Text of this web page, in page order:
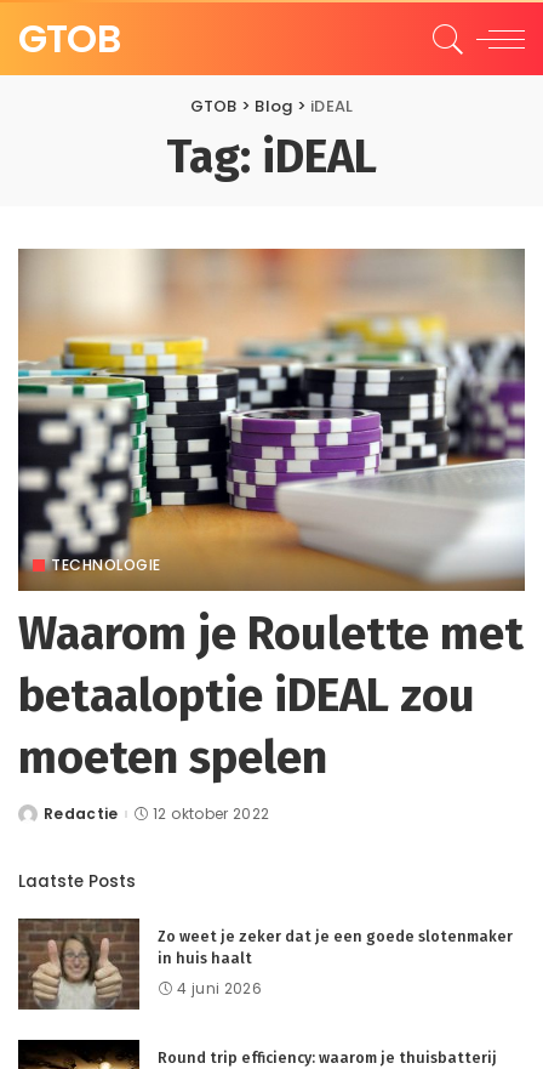
GTOB
GTOB > Blog > iDEAL
Tag: iDEAL
TECHNOLOGIE
Waarom je Roulette met
betaaloptie iDEAL zou
moeten spelen
PostedRedactie 12 oktober 2022
Laatste Posts
Zo weet je zeker dat je een goede slotenmaker
in huis haalt
4 juni 2026
Round trip efficiency: waarom je thuisbatterij